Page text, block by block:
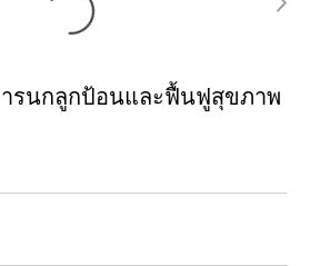
ารนกลูกป้อนและฟื้นฟูสุขภาพ